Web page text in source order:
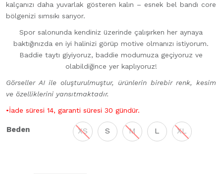
kalçanızı daha yuvarlak gösteren kalın – esnek bel bandı core
bölgenizi sımsıkı sarıyor.
Spor salonunda kendiniz üzerinde çalışırken her aynaya
baktığınızda en iyi halinizi görüp motive olmanızı istiyorum.
Baddie taytı giyiyoruz, baddie modumuza geçiyoruz ve
olabildiğince yer kaplıyoruz!
Görseller AI ile oluşturulmuştur, ürünlerin birebir renk, kesim
ve özelliklerini yansıtmaktadır.
•İade süresi 14, garanti süresi 30 gündür.
Beden XS S M L XL